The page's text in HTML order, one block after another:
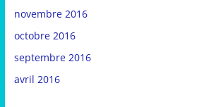
novembre 2016
octobre 2016
septembre 2016
avril 2016